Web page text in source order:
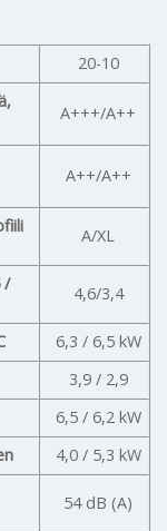
20-10
A+++/A++
A++/A++
A/XL
/
4,6/3,4
6,3 / 6,5 kW
3,9 / 2,9
6,5 / 6,2 kW
4,0 / 5,3 kW
54 dB (A)